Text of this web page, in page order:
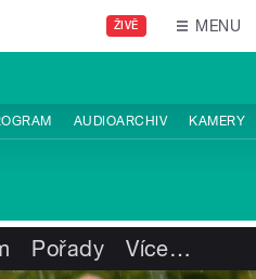
ŽIVĚ MENU
AUDIOARCHIV KAMERY
Pořady Více…